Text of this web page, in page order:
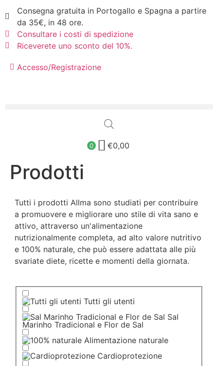
Consegna gratuita in Portogallo e Spagna a partire
da 35€, in 48 ore.
Consultare i costi di spedizione
Riceverete uno sconto del 10%.
Accesso/Registrazione
0 €0,00
Prodotti
Tutti i prodotti Allma sono studiati per contribuire
a promuovere e migliorare uno stile di vita sano e
attivo, attraverso un'alimentazione
nutrizionalmente completa, ad alto valore nutritivo
e 100% naturale, che può essere adattata alle più
svariate diete, ricette e momenti della giornata.
Tutti gli utenti
Sal
Marinho Tradicional e Flor de Sal
Alimentazione naturale
Cardioprotezione